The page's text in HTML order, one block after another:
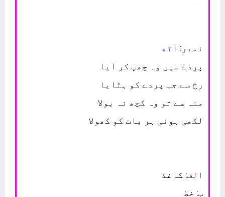
نمبر: آٹھ
پردے میں وہ چھپ کر آیا
رخ سے جب پردے کو ہٹایا
منہ سے تو وہ کچھ نہ بولا
لکھی ہوئی ہر بات کو کھولا
الف: کاغذ
ب: خط